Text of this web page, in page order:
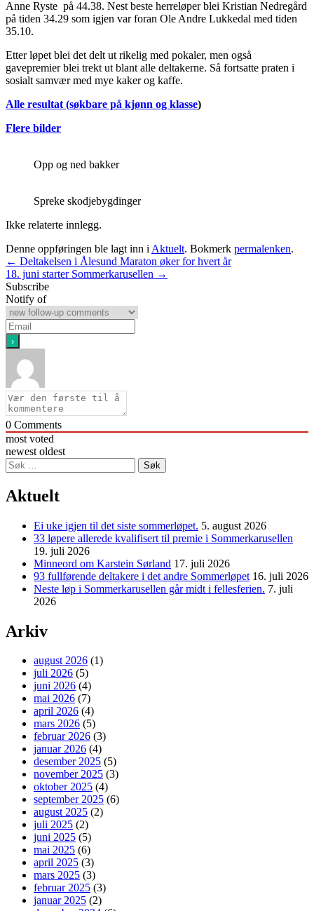
Anne Ryste på 44.38. Nest beste herreløper blei Kristian Nedregård
på tiden 34.29 som igjen var foran Ole Andre Lukkedal med tiden
35.10.
Etter løpet blei det delt ut rikelig med pokaler, men også
gavepremier blei trekt ut blant alle deltakerne. Så fortsatte praten i
sosialt samvær med mye kaker og kaffe.
Alle resultat (søkbare på kjønn og klasse)
Flere bilder
Opp og ned bakker
Spreke skodjebygdinger
Ikke relaterte innlegg.
Denne oppføringen ble lagt inn i Aktuelt. Bokmerk permalenken.
Innleggsnavigasjon
← Deltakelsen i Ålesund Maraton øker for hvert år
18. juni starter Sommerkarusellen →
Subscribe
Notify of
0 Comments
most voted
newest oldest
Søk
etter:
Aktuelt
Ei uke igjen til det siste sommerløpet. 5. august 2026
33 løpere allerede kvalifisert til premie i Sommerkarusellen
19. juli 2026
Minneord om Karstein Sørland 17. juli 2026
93 fullførende deltakere i det andre Sommerløpet 16. juli 2026
Neste løp i Sommerkarusellen går midt i fellesferien. 7. juli
2026
Arkiv
august 2026 (1)
juli 2026 (5)
juni 2026 (4)
mai 2026 (7)
april 2026 (4)
mars 2026 (5)
februar 2026 (3)
januar 2026 (4)
desember 2025 (5)
november 2025 (3)
oktober 2025 (4)
september 2025 (6)
august 2025 (2)
juli 2025 (2)
juni 2025 (5)
mai 2025 (6)
april 2025 (3)
mars 2025 (3)
februar 2025 (3)
januar 2025 (2)